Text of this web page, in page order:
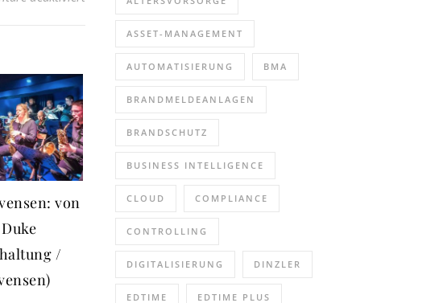
von
/
ASSET-MANAGEMENT
AUTOMATISIERUNG BMA
BRANDMELDEANLAGEN
BRANDSCHUTZ
BUSINESS INTELLIGENCE
CLOUD COMPLIANCE
CONTROLLING
DIGITALISIERUNG DINZLER
EDTIME EDTIME PLUS